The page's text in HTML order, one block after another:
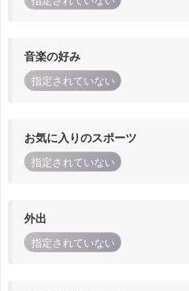
音楽の好み
指定されていない
お気に入りのスポーツ
指定されていない
外出
指定されていない